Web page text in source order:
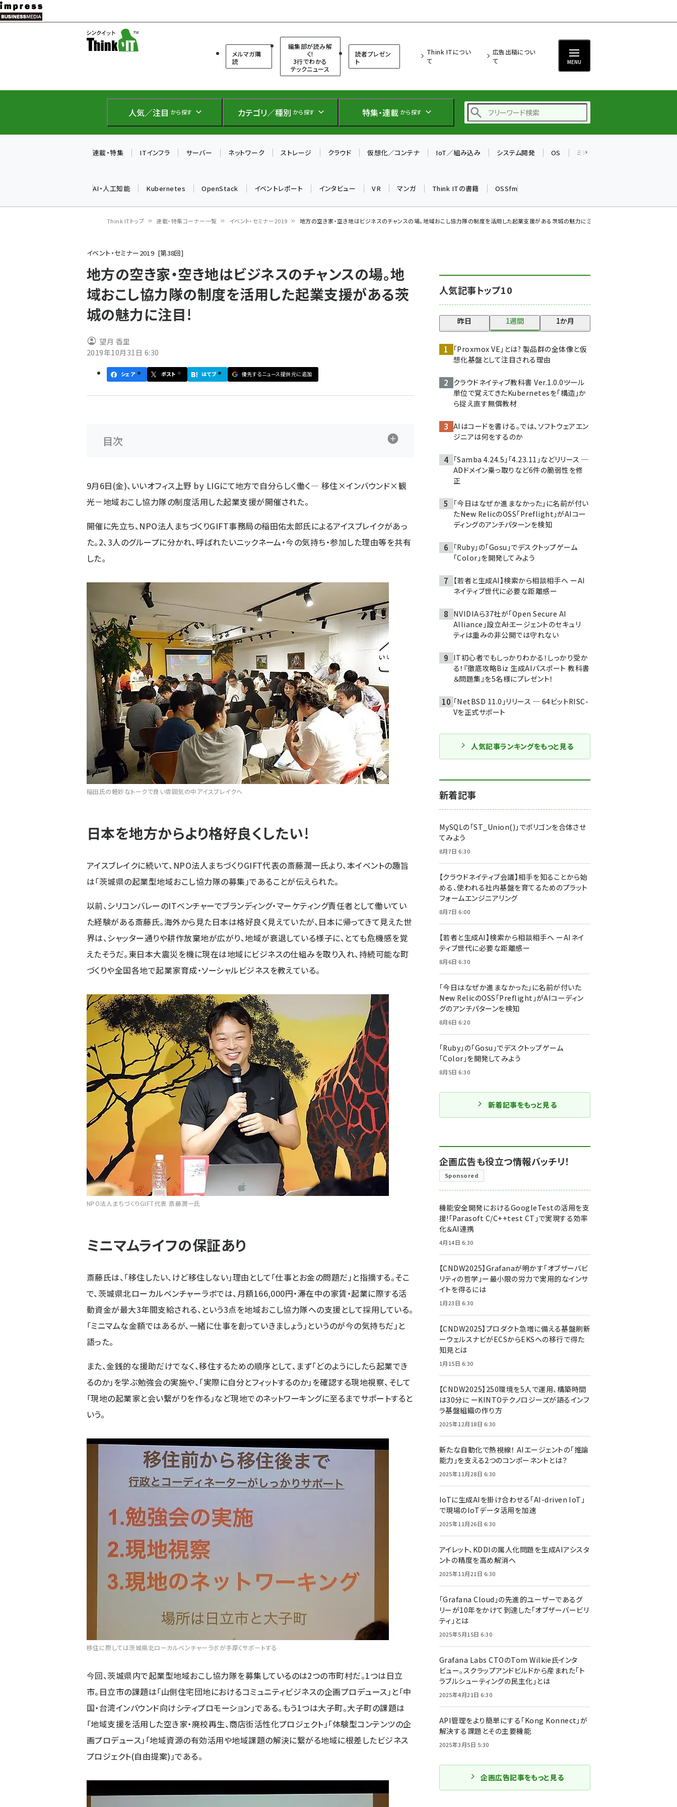
メ
イ
テ
に
メルマガ購
読
編集部が読み解
く!
3行でわかる
テックニュース
読者プレゼン
ト
Think ITについ
て
広告出稿につい
て
MENU
人気／注目 から探す カテゴリ／種別 から探す 特集・連載 から探す
仲間と築いた勝利の絆～
iot女子会 (2281)
drupal (1956)
genai (1484)
abc123 (1360)
連載・特集 ITインフラ サーバー ネットワーク ストレージ クラウド 仮想化／コンテナ IoT／組み込み システム開発 OS ミドルウェア
AI・人工知能 Kubernetes OpenStack イベントレポート インタビュー VR マンガ Think ITの書籍 OSSfm
ン
く
ず
Think ITトップ 連載・特集コーナー一覧 イベント・セミナー2019 地方の空き家・空き地はビジネスのチャンスの場。地域おこし協力隊の制度を活用した起業支援がある茨城の魅力に注目!
イベント・セミナー2019 第38回
地方の空き家・空き地はビジネスのチャンスの場。地
域おこし協力隊の制度を活用した起業支援がある茨
城の魅力に注目!
望月 香里
2019年10月31日 6:30
シェア ポスト はてブ 優先するニュース提供元に追加
目次
9月6日(金)、 いいオフィス上野 by LIGにて地方で自分らしく働く― 移住×インバウンド×観
光－地域おこし協力隊の制度活用した起業支援が開催された。
開催に先立ち、NPO法人まちづくりGIFT事務局の稲田佑太郎氏によるアイスブレイクがあっ
た。2、3人のグループに分かれ、呼ばれたいニックネーム・今の気持ち・参加した理由等を共有
した。
稲田氏の軽妙なトークで良い雰囲気の中アイスブレイクへ
日本を地方からより格好良くしたい!
アイスブレイクに続いて、 NPO法人まちづくりGIFT代表の斎藤潤一氏より、本イベントの趣旨
は「茨城県の起業型地域おこし協力隊の募集」であることが伝えられた。
以前、シリコンバレーのITベンチャーでブランディング・マーケティング責任者として働いてい
た経験がある斎藤氏。海外から見た日本は格好良く見えていたが、日本に帰ってきて見えた世
界は、シャッター通りや耕作放棄地が広がり、地域が衰退している様子に、とても危機感を覚
えたそうだ。東日本大震災を機に現在は地域にビジネスの仕組みを取り入れ、持続可能な町
づくりや全国各地で起業家育成・ソーシャルビジネスを教えている。
NPO法人まちづくりGIFT代表 斎藤潤一氏
ミニマムライフの保証あり
斎藤氏は、「移住したい、けど移住しない」理由として「仕事とお金の問題だ」と指摘する。そこ
で、茨城県北ローカルベンチャーラボでは、月額166,000円・滞在中の家賃・起業に際する活
動資金が最大3年間支給される、という3点を地域おこし協力隊への支援として採用している。
「ミニマムな金額ではあるが、一緒に仕事を創っていきましょう」というのが今の気持ちだ」と
語った。
また、金銭的な援助だけでなく、移住するための順序として、まず「どのようにしたら起業でき
るのか」を学ぶ勉強会の実施や、「実際に自分とフィットするのか」を確認する現地視察、そして
「現地の起業家と会い繋がりを作る」など現地でのネットワーキングに至るまでサポートすると
いう。
移住に際しては茨城県北ローカルベンチャーラボが手厚くサポートする
今回、茨城県内で起業型地域おこし協力隊を募集しているのは2つの市町村だ。1つは日立
市。日立市の課題は「山側住宅団地におけるコミュニティビジネスの企画プロデュース」と「中
国・台湾インバウンド向けシティプロモーション」である。もう1つは大子町。大子町の課題は
「地域支援を活用した空き家・廃校再生、商店街活性化プロジェクト」「体験型コンテンツの企
画プロデュース」「地域資源の有効活用や地域課題の解決に繋がる地域に根差したビジネス
プロジェクト(自由提案)」である。
人気記事トップ10
昨日 1週間 1か月
「Proxmox VE」とは? 製品群の全体像と仮
想化基盤として注目される理由
クラウドネイティブ教科書 Ver.1.0.0――ツール
単位で覚えてきたKubernetesを「構造」か
ら捉え直す無償教材
AIはコードを書ける。では、ソフトウェアエン
ジニアは何をするのか
「Samba 4.24.5」「4.23.11」などリリース ─
ADドメイン乗っ取りなど6件の脆弱性を修
正
「今日はなぜか進まなかった」に名前が付い
た――New RelicのOSS「Preflight」がAIコー
ディングのアンチパターンを検知
「Ruby」の「Gosu」でデスクトップゲーム
「Color」を開発してみよう
【若者と生成AI】検索から相談相手へ ーAI
ネイティブ世代に必要な距離感ー
NVIDIAら37社が「Open Secure AI
Alliance」設立――AIエージェントのセキュリ
ティは重みの非公開では守れない
IT初心者でもしっかりわかる！しっかり受か
る！『徹底攻略Biz 生成AIパスポート 教科書
＆問題集』を5名様にプレゼント！
「NetBSD 11.0」リリース ─ 64ビットRISC-
Vを正式サポート
人気記事ランキングをもっと見る
新着記事
MySQLの「ST_Union()」でポリゴンを合体させ
てみよう
8月7日 6:30
【クラウドネイティブ会議】相手を知ることから始
める、使われる社内基盤を育てるためのプラット
フォームエンジニアリング
8月7日 6:00
【若者と生成AI】検索から相談相手へ ーAIネイ
ティブ世代に必要な距離感ー
8月6日 6:30
「今日はなぜか進まなかった」に名前が付いた
――New RelicのOSS「Preflight」がAIコーディン
グのアンチパターンを検知
8月6日 6:20
「Ruby」の「Gosu」でデスクトップゲーム
「Color」を開発してみよう
8月5日 6:30
新着記事をもっと見る
企画広告も役立つ情報バッチリ！
Sponsored
機能安全開発におけるGoogleTestの活用を支
援!「Parasoft C/C++test CT」で実現する効率
化＆AI連携
4月14日 6:30
【CNDW2025】Grafanaが明かす「オブザーバビ
リティの哲学」ー最小限の労力で実用的なインサ
イトを得るには
1月23日 6:30
【CNDW2025】プロダクト急増に備える基盤刷新
ーウェルスナビがECSからEKSへの移行で得た
知見とは
1月15日 6:30
【CNDW2025】250環境を5人で運用、構築時間
は30分に ーKINTOテクノロジーズが語るインフ
ラ基盤組織の作り方
2025年12月18日 6:30
新たな自動化で熱視線！ AIエージェントの「推論
能力」を支える2つのコンポーネントとは？
2025年11月28日 6:30
IoTに生成AIを掛け合わせる「AI-driven IoT」
で現場のIoTデータ活用を加速
2025年11月26日 6:30
アイレット、KDDIの属人化問題を生成AIアシスタ
ントの精度を高め解消へ
2025年11月21日 6:30
「Grafana Cloud」の先進的ユーザーであるグ
リーが10年をかけて到達した「オブザーバービリ
ティ」とは
2025年5月15日 6:30
Grafana Labs CTOのTom Wilkie氏インタ
ビュー。スクラップアンドビルドから産まれた「ト
ラブルシューティングの民主化」とは
2025年4月21日 6:30
API管理をより簡単にする「Kong Konnect」が
解決する課題とその主要機能
2025年3月5日 5:30
企画広告記事をもっと見る